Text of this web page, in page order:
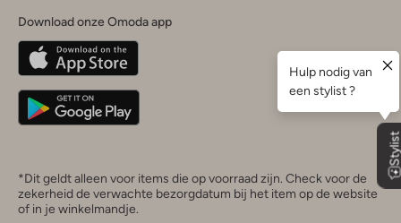
Belgique(Français)
Deutschland
Download onze Omoda app
*Dit geldt alleen voor items die op voorraad zijn. Check voor de
zekerheid de verwachte bezorgdatum bij het item op de website
of in je winkelmandje.